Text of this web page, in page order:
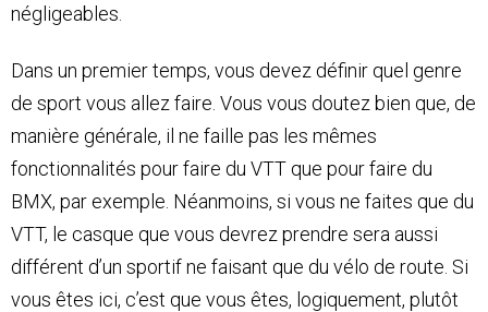
négligeables.
Dans un premier temps, vous devez définir quel genre
de sport vous allez faire. Vous vous doutez bien que, de
manière générale, il ne faille pas les mêmes
fonctionnalités pour faire du VTT que pour faire du
BMX, par exemple. Néanmoins, si vous ne faites que du
VTT, le casque que vous devrez prendre sera aussi
différent d’un sportif ne faisant que du vélo de route. Si
vous êtes ici, c’est que vous êtes, logiquement, plutôt